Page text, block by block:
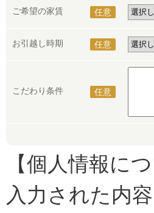
ご希望の家賃 任意
お引越し時期 任意
こだわり条件 任意
【個人情報につ
入力された内